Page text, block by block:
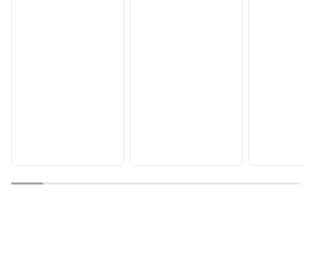
1 2 3 4 5 6 7 8 9